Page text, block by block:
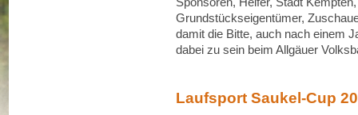
Grundstückseigentümer,
damit die Bitte, auch nach einem
dabei zu sein beim Allgäuer
Laufsport Saukel-Cup